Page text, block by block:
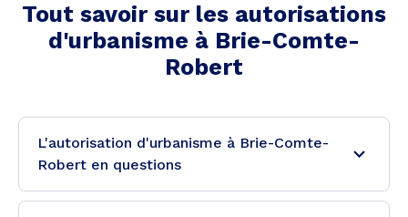
Tout savoir sur les autorisations
d'urbanisme à Brie-Comte-
Robert
L'autorisation d'urbanisme à Brie-Comte-
Robert en questions